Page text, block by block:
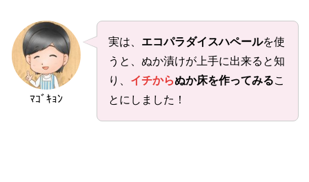
ﾏｺﾞｷｮﾝ
実は、 エコパラダイスハペールを使
うと、ぬか漬けが上手に出来ると知
り、 イチからぬか床を作ってみるこ
とにしました！